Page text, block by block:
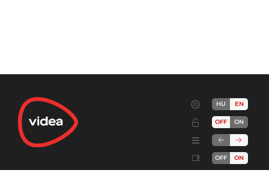
HU EN
OFF ON
OFF ON